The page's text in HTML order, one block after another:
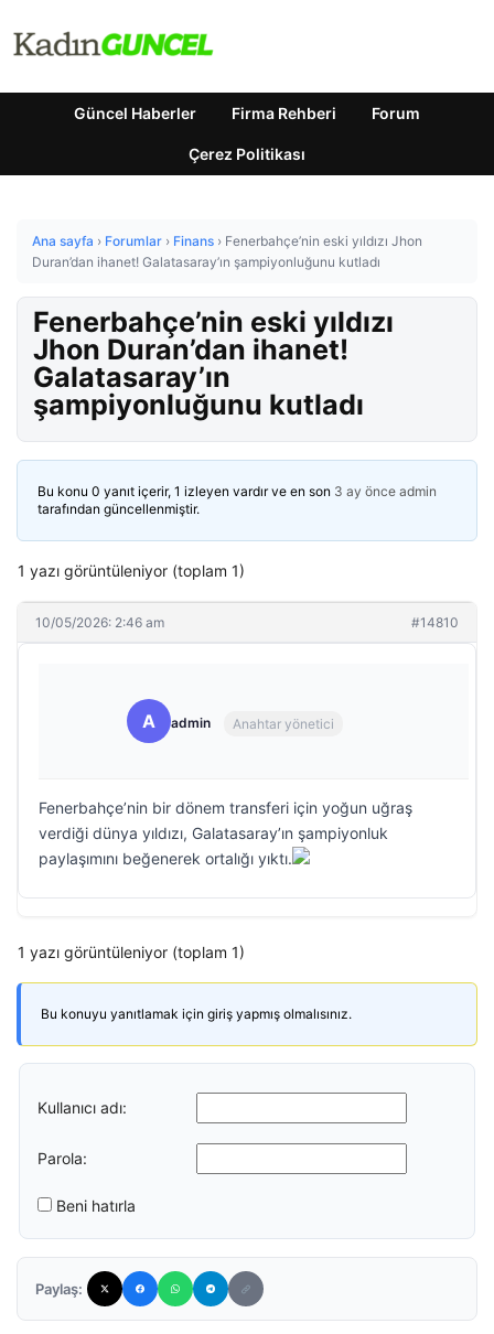
Güncel Haberler Firma Rehberi Forum
Çerez Politikası
Ana sayfa › Forumlar › Finans › Fenerbahçe’nin eski yıldızı Jhon
Duran’dan ihanet! Galatasaray’ın şampiyonluğunu kutladı
Fenerbahçe’nin eski yıldızı
Jhon Duran’dan ihanet!
Galatasaray’ın
şampiyonluğunu kutladı
Bu konu 0 yanıt içerir, 1 izleyen vardır ve en son 3 ay önce admin
tarafından güncellenmiştir.
1 yazı görüntüleniyor (toplam 1)
10/05/2026: 2:46 am #14810
A admin Anahtar yönetici
Fenerbahçe’nin bir dönem transferi için yoğun uğraş
verdiği dünya yıldızı, Galatasaray’ın şampiyonluk
paylaşımını beğenerek ortalığı yıktı.
1 yazı görüntüleniyor (toplam 1)
Bu konuyu yanıtlamak için giriş yapmış olmalısınız.
Kullanıcı adı:
Parola:
Beni hatırla
Paylaş: